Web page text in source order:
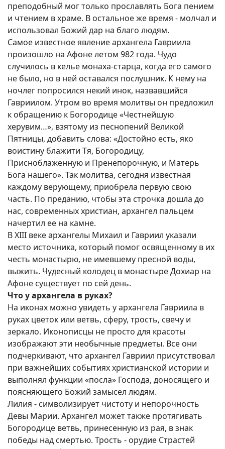
преподобный мог только прославлять Бога пением
и чтением в храме. В остальное же время - молчал и
использовал Божий дар на благо людям.
Самое известное явление архангела Гавриила
произошло на Афоне летом 982 года. Чудо
случилось в келье монаха-старца, когда его самого
не было, но в ней оставался послушник. К нему на
ночлег попросился некий инок, назвавшийся
Гавриилом. Утром во время молитвы он предложил
к обращению к Богородице «Честнейшую
херувим…», взятому из песнопений Великой
Пятницы, добавить слова: «Достойно есть, яко
воистину блажити Тя, Богородицу,
Присноблаженную и Пренепорочную, и Матерь
Бога нашего». Так молитва, сегодня известная
каждому верующему, приобрела первую свою
часть. По преданию, чтобы эта строчка дошла до
нас, современных христиан, архангел пальцем
начертил ее на камне.
В XIII веке архангелы Михаил и Гавриил указали
место источника, который помог освященному в их
честь монастырю, не имевшему пресной воды,
выжить. Чудесный колодец в монастыре Дохиар на
Афоне существует по сей день.
Что у архангела в руках?
На иконах можно увидеть у архангела Гавриила в
руках цветок или ветвь, сферу, трость, свечу и
зеркало. Иконописцы не просто для красоты
изображают эти необычные предметы. Все они
подчеркивают, что архангел Гавриил присутствовал
при важнейших событиях христианской истории и
выполнял функции «посла» Господа, доносящего и
поясняющего Божий замысел людям.
Лилия - символизирует чистоту и непорочность
Девы Марии. Архангел может также протягивать
Богородице ветвь, принесенную из рая, в знак
победы над смертью. Трость - орудие Страстей